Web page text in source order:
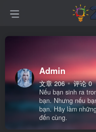
Admin
文章 206
评论 0
Nếu bạn sinh ra
bạn. Nhưng nếu
bạn. Hãy làm
đến cùng.